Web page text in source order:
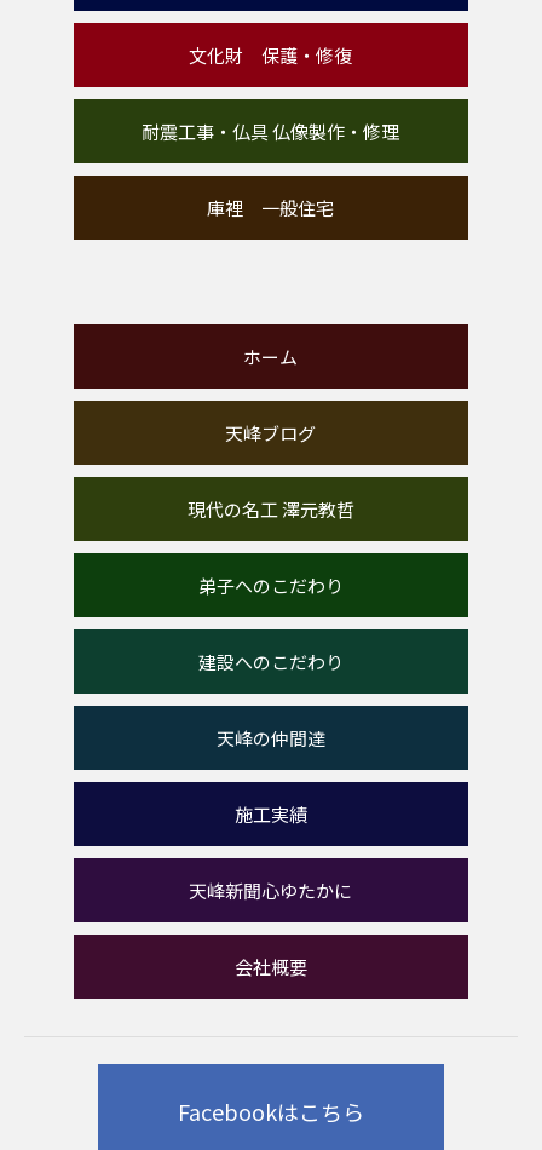
文化財 保護・修復
耐震工事・仏具 仏像製作・修理
庫裡 一般住宅
ホーム
天峰ブログ
現代の名工 澤元教哲
弟子へのこだわり
建設へのこだわり
天峰の仲間達
施工実績
天峰新聞心ゆたかに
会社概要
Facebookはこちら